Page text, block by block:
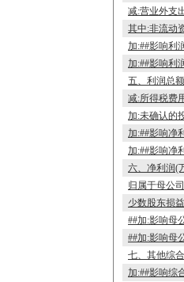
减:营业外支
其中:非流动
加:##影响利
加:##影响利
五、利润总
减:所得税费
加:未确认的
加:##影响净
加:##影响净
六、净利润(
归属于母公
少数股东损
##加:影响母
##加:影响母
七、其他综
加:##影响综